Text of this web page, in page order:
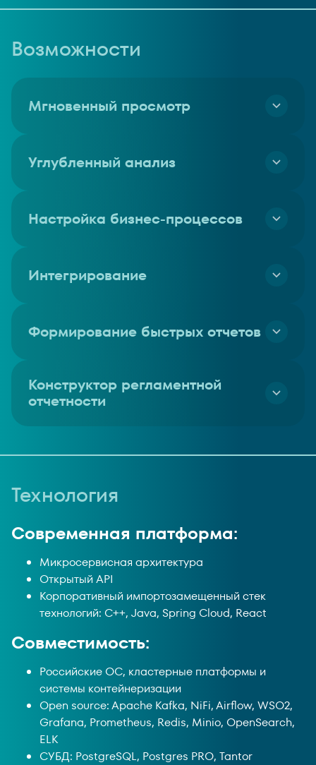
Возможности
Мгновенный просмотр
Углубленный анализ
Настройка бизнес-процессов
Интегрирование
Формирование быстрых отчетов
Конструктор регламентной
отчетности
Технология
Современная платформа:
Микросервисная архитектура
Открытый API
Корпоративный импортозамещенный стек
технологий: С++, Java, Spring Cloud, React
Совместимость:
Российские ОС, кластерные платформы и
системы контейнеризации
Open source: Apache Kafka, NiFi, Airflow, WSO2,
Grafana, Prometheus, Redis, Minio, OpenSearch,
ELK
СУБД: PostgreSQL, Postgres PRO, Tantor